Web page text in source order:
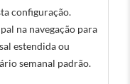
configuração.
na navegação para
estendida ou
semanal padrão.